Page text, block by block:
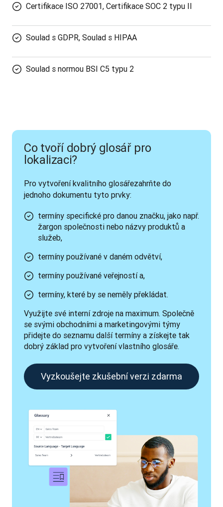
Certifikace ISO 27001, Certifikace SOC 2 typu II
Soulad s GDPR, Soulad s HIPAA
Soulad s normou BSI C5 typu 2
Co tvoří dobrý glosář pro
lokalizaci?
Pro vytvoření kvalitního glosářezahrňte do
jednoho dokumentu tyto prvky:
termíny specifické pro danou značku, jako např.
žargon společnosti nebo názvy produktů a
služeb,
termíny používané v daném odvětví,
termíny používané veřejností a,
termíny, které by se neměly překládat.
Využijte své interní zdroje na maximum. Společně
se svými obchodními a marketingovými týmy
přidejte do seznamu další termíny a získejte tak
dobrý základ pro vytvoření vlastního glosáře.
Vyzkoušejte zkušební verzi zdarma